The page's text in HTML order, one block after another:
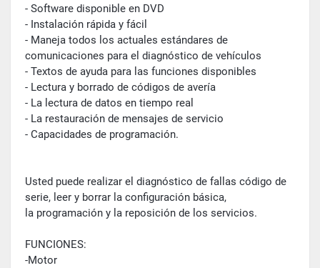
- Software disponible en DVD
- Instalación rápida y fácil
- Maneja todos los actuales estándares de
comunicaciones para el diagnóstico de vehículos
- Textos de ayuda para las funciones disponibles
- Lectura y borrado de códigos de avería
- La lectura de datos en tiempo real
- La restauración de mensajes de servicio
- Capacidades de programación.
Usted puede realizar el diagnóstico de fallas código de
serie, leer y borrar la configuración básica,
la programación y la reposición de los servicios.
FUNCIONES:
-Motor